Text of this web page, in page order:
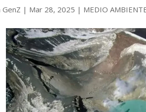
| Mar 28, 2025 | MEDIO